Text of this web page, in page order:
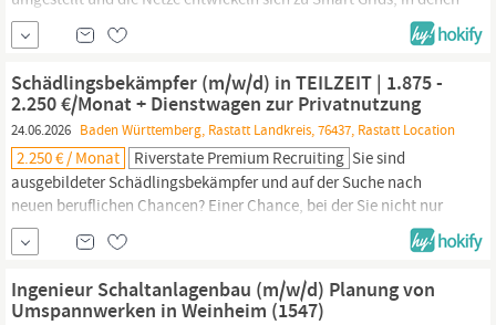
Erzeuger, Verbraucher und Händler eng kooperieren. Acteno stellt
die Lösungen bereit, damit Unternehmen aus Industrie und
Gewerbe in diesem Umfeld Chancen erkennen und nutzen
können. Wir suchen kluge Köpfe...
Schädlingsbekämpfer (m/w/d) in TEILZEIT | 1.875 -
2.250 €/Monat + Dienstwagen zur Privatnutzung
24.06.2026 Baden Württemberg, Rastatt Landkreis, 76437, Rastatt Location
2.250 € / Monat Riverstate Premium Recruiting Sie sind
ausgebildeter Schädlingsbekämpfer und auf der Suche nach
neuen beruflichen Chancen? Einer Chance, bei der Sie nicht nur
Ihre fachliche Expertise unter Beweis stellen, sondern auch in
Teilzeit (25 oder 30 Stunden/Woche) arbeiten können? Dann ist
dieses Angebot in der Schädlingsbekämpfung genau das Richtige
für Sie! Es erwarten Sie eine interessante und...
Ingenieur Schaltanlagenbau (m/w/d) Planung von
Umspannwerken in Weinheim (1547)